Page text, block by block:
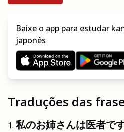
Baixe o app para estudar
japonês
Traduções das
私のお姉さんは医者です